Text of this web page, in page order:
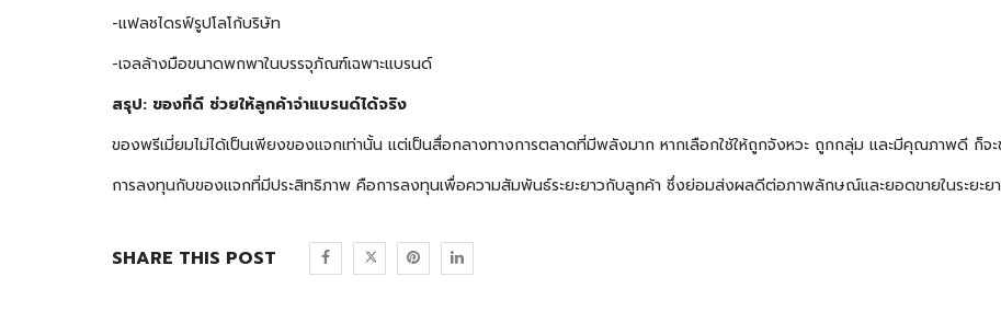
-แฟลชไดรฟ์รูปโลโก้บริษัท
-เจลล้างมือขนาดพกพาในบรรจุภัณฑ์เฉพาะแบรนด์
สรุป: ของที่ดี ช่วยให้ลูกค้าจำแบรนด์ได้จริง
ของพรีเมี่ยมไม่ได้เป็นเพียงของแจกเท่านั้น แต่เป็นสื่อกลางทางการตลาดที่มีพลังมาก หากเลือกใช้ให้ถูกจังหวะ ถูกกลุ่ม และมีคุณภาพดี ก็
การลงทุนกับของแจกที่มีประสิทธิภาพ คือการลงทุนเพื่อความสัมพันธ์ระยะยาวกับลูกค้า ซึ่งย่อมส่งผลดีต่อภาพลักษณ์และยอดขายในระยะย
SHARE THIS POST